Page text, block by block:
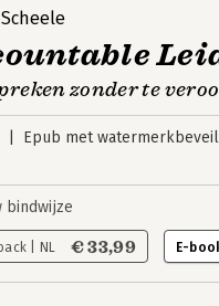
zonder te
Epub met
bindwijze
| NL € 33,99 E-